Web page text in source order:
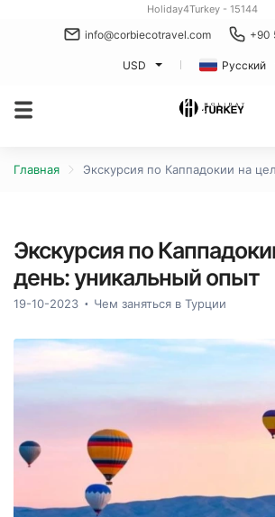
Holiday4Turkey - 15144
info@corbiecotravel.com +90
USD Русский
Главная Экскурсия по Каппадокии на
Экскурсия по
день: уникальный опыт
19-10-2023 Чем заняться в Турции